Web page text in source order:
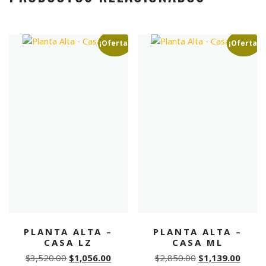
¡Oferta!
PLANTA ALTA –
CASA LZ
$3,520.00 Original
$1,056.00Current
¡Oferta!
PLANTA ALTA –
CASA ML
$2,850.00 Original
$1,139.00